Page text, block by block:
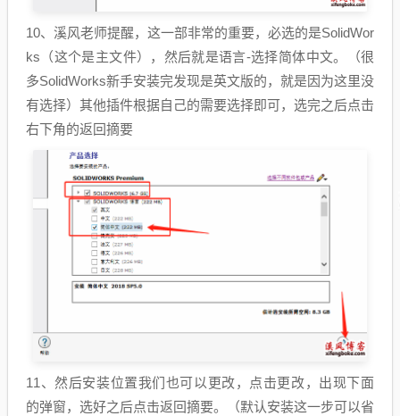
10、溪风老师提醒，这一部非常的重要，必选的是SolidWor
ks（这个是主文件），然后就是语言-选择简体中文。（很
多SolidWorks新手安装完发现是英文版的，就是因为这里没
有选择）其他插件根据自己的需要选择即可，选完之后点击
右下角的返回摘要
11、然后安装位置我们也可以更改，点击更改，出现下面
的弹窗，选好之后点击返回摘要。（默认安装这一步可以省